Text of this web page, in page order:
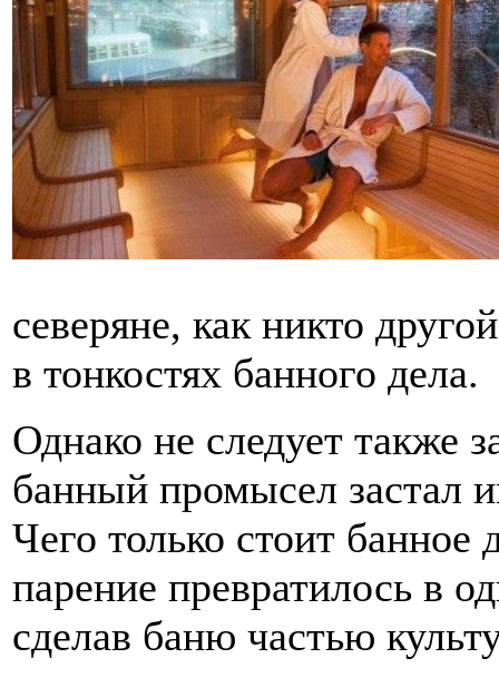
северяне, как никто
в тонкостях банного дела.
Однако не следует также
банный промысел застал
Чего только стоит банное
парение превратилось в
сделав баню частью